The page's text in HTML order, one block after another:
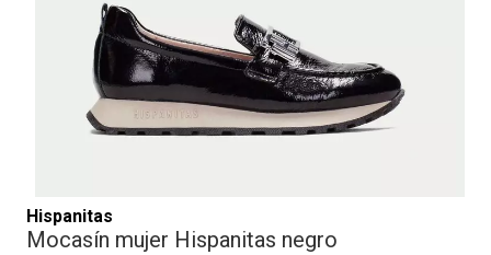
Hispanitas
Mocasín mujer Hispanitas negro